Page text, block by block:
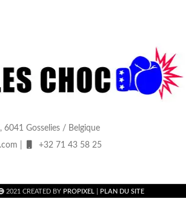
6041 Gosselies / Belgique
|
+32 71 43 58 25
2021 CREATED BY PROPIXEL PLAN DU SITE